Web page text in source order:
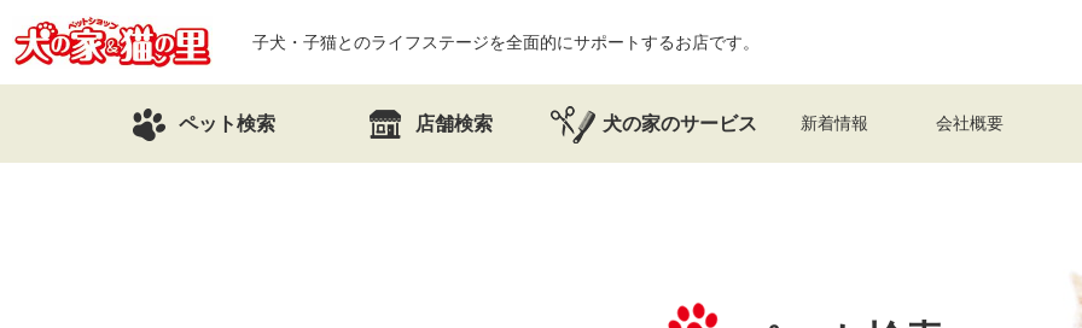
子犬・子猫とのライフステージを全面的にサポートするお店です。
ペット検索 店舗検索 犬の家のサービス 新着情報 会社概要